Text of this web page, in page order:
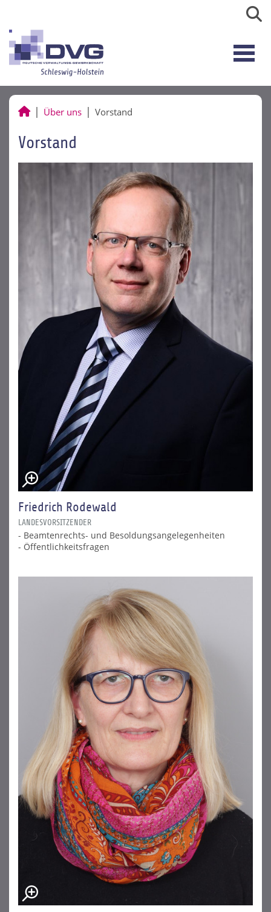
Über uns Vorstand
Vorstand
Friedrich Rodewald
LANDESVORSITZENDER
- Beamtenrechts- und Besoldungsangelegenheiten
- Öffentlichkeitsfragen